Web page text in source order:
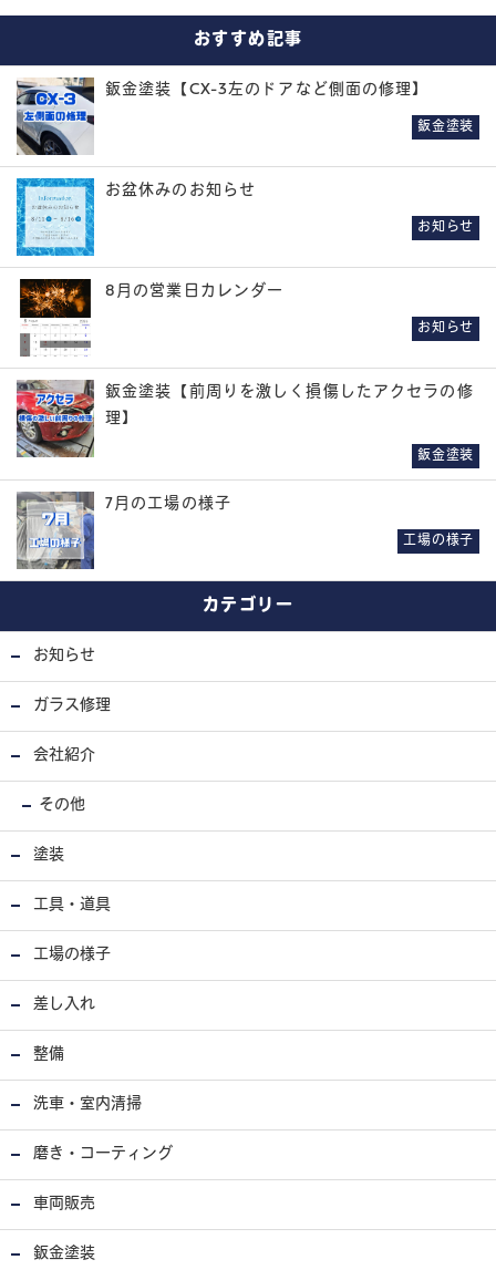
おすすめ記事
鈑金塗装【CX-3左のドアなど側面の修理】
鈑金塗装
お盆休みのお知らせ
お知らせ
8月の営業日カレンダー
お知らせ
鈑金塗装【前周りを激しく損傷したアクセラの修
理】
鈑金塗装
7月の工場の様子
工場の様子
カテゴリー
お知らせ
ガラス修理
会社紹介
その他
塗装
工具・道具
工場の様子
差し入れ
整備
洗車・室内清掃
磨き・コーティング
車両販売
鈑金塗装